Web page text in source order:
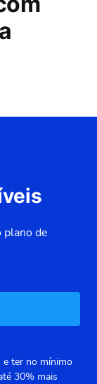
plano de
e ter no mínimo
30% mais